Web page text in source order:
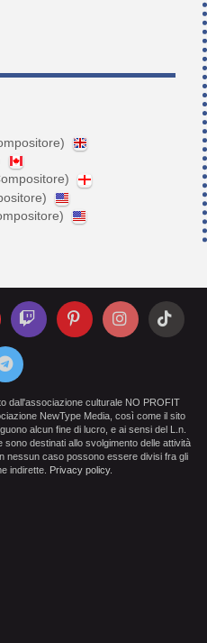
dall'associazione culturale NO PROFIT
NewType Media, così come il sito
alcun fine di lucro, e ai sensi del L.n.
destinati allo svolgimento delle attività
nessun caso possono essere divisi fra gli
indirette. Privacy policy.